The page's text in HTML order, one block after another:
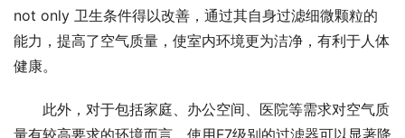
not only 卫生条件得以改善，通过其自身过滤细微颗粒的
能力，提高了空气质量，使室内环境更为洁净，有利于人体
健康。
此外，对于包括家庭、办公空间、医院等需求对空气质
量有较高要求的环境而言，使用F7级别的过滤器可以显著降